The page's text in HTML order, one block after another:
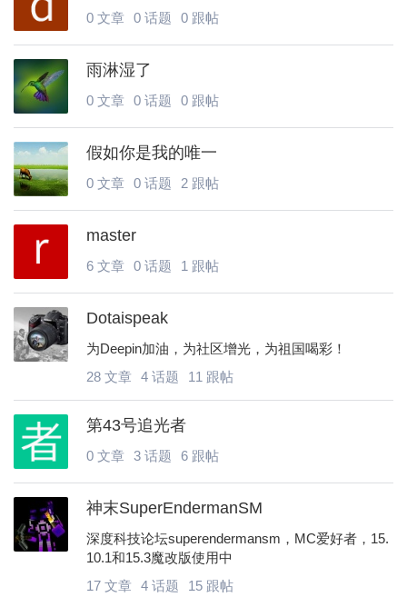
0 文章 0 话题 0 跟帖
雨淋湿了
0 文章 0 话题 0 跟帖
假如你是我的唯一
0 文章 0 话题 2 跟帖
master
6 文章 0 话题 1 跟帖
Dotaispeak
为Deepin加油，为社区增光，为祖国喝彩！
28 文章
4 话题 11 跟帖
第43号追光者
0 文章 3 话题 6 跟帖
神末SuperEndermanSM
深度科技论坛superendermansm，MC爱好者，15.
10.1和15.3魔改版使用中
17 文章
4 话题 15 跟帖
您没有权限发布内容，请购买会员或者提升权
限。
忘记密码？找回
社交帐号直接登录